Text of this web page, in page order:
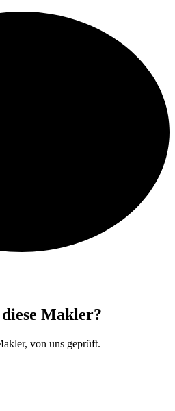
Makler?
von uns geprüft.